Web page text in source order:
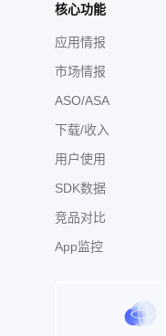
核心功能
应用情报
市场情报
ASO/ASA
下载/收入
用户使用
SDK数据
竞品对比
App监控